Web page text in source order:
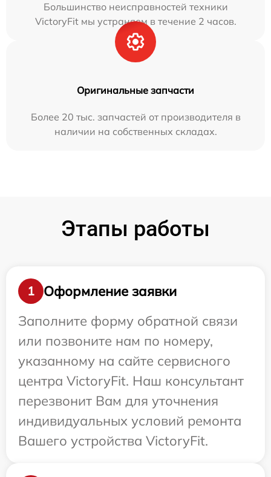
Большинство неисправностей техники
VictoryFit мы устраняем в течение 2 часов.
Оригинальные запчасти
Более 20 тыс. запчастей от производителя в
наличии на собственных складах.
Этапы работы
1
Оформление заявки
Заполните форму обратной связи
или позвоните нам по номеру,
указанному на сайте сервисного
центра VictoryFit. Наш консультант
перезвонит Вам для уточнения
индивидуальных условий ремонта
Вашего устройства VictoryFit.